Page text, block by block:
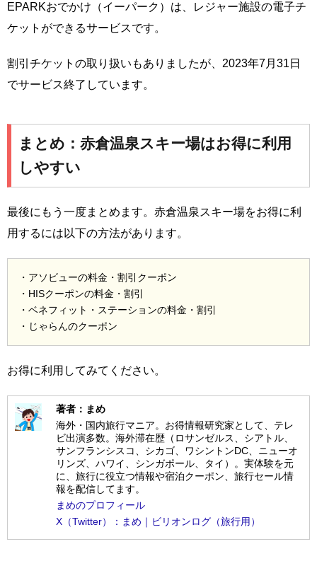
EPARKおでかけ（イーパーク）は、レジャー施設の電子チ
ケットができるサービスです。
割引チケットの取り扱いもありましたが、2023年7月31日
でサービス終了しています。
まとめ：赤倉温泉スキー場はお得に利用
しやすい
最後にもう一度まとめます。赤倉温泉スキー場をお得に利
用するには以下の方法があります。
・アソビューの料金・割引クーポン
・HISクーポンの料金・割引
・ベネフィット・ステーションの料金・割引
・じゃらんのクーポン
お得に利用してみてください。
著者：まめ
海外・国内旅行マニア。お得情報研究家として、テレ
ビ出演多数。海外滞在歴（ロサンゼルス、シアトル、
サンフランシスコ、シカゴ、ワシントンDC、ニューオ
リンズ、ハワイ、シンガポール、タイ）。実体験を元
に、旅行に役立つ情報や宿泊クーポン、旅行セール情
報を配信してます。
まめのプロフィール
X（Twitter）：まめ｜ビリオンログ（旅行用）